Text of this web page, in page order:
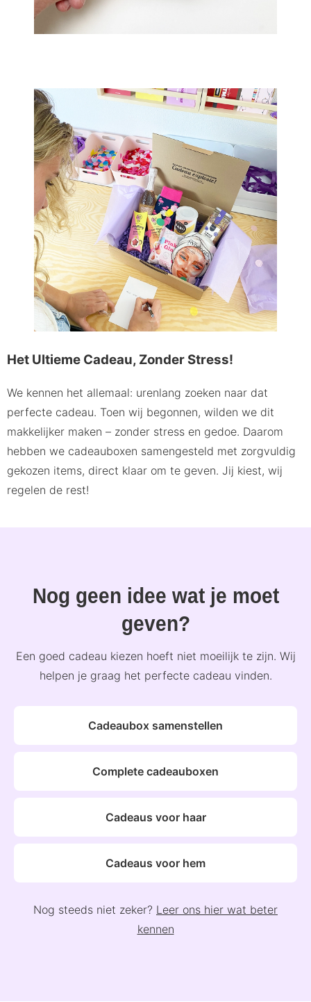
Het Ultieme Cadeau, Zonder Stress!
We kennen het allemaal: urenlang zoeken naar dat
perfecte cadeau. Toen wij begonnen, wilden we dit
makkelijker maken – zonder stress en gedoe. Daarom
hebben we cadeauboxen samengesteld met zorgvuldig
gekozen items, direct klaar om te geven. Jij kiest, wij
regelen de rest!
Nog geen idee wat je moet
geven?
Een goed cadeau kiezen hoeft niet moeilijk te zijn. Wij
helpen je graag het perfecte cadeau vinden.
Cadeaubox samenstellen
Complete cadeauboxen
Cadeaus voor haar
Cadeaus voor hem
Nog steeds niet zeker? Leer ons hier wat beter
kennen